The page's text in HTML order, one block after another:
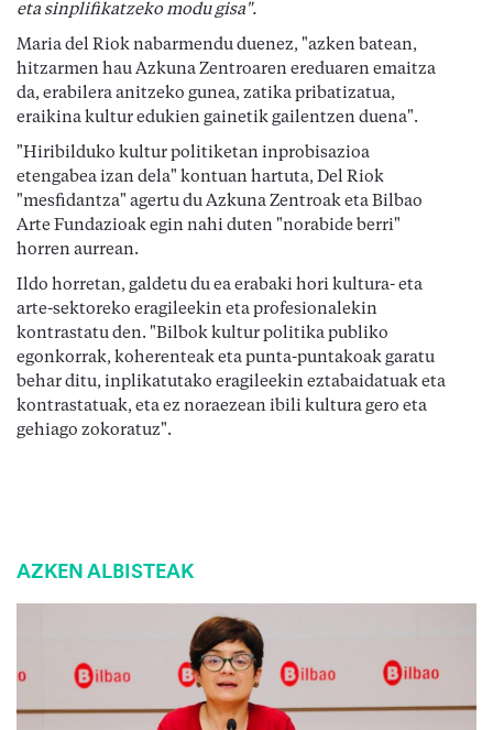
eta sinplifikatzeko modu gisa".
Maria del Riok nabarmendu duenez, "azken batean,
hitzarmen hau Azkuna Zentroaren ereduaren emaitza
da, erabilera anitzeko gunea, zatika pribatizatua,
eraikina kultur edukien gainetik gailentzen duena".
"Hiribilduko kultur politiketan inprobisazioa
etengabea izan dela" kontuan hartuta, Del Riok
"mesfidantza" agertu du Azkuna Zentroak eta Bilbao
Arte Fundazioak egin nahi duten "norabide berri"
horren aurrean.
Ildo horretan, galdetu du ea erabaki hori kultura- eta
arte-sektoreko eragileekin eta profesionalekin
kontrastatu den. "Bilbok kultur politika publiko
egonkorrak, koherenteak eta punta-puntakoak garatu
behar ditu, inplikatutako eragileekin eztabaidatuak eta
kontrastatuak, eta ez noraezean ibili kultura gero eta
gehiago zokoratuz".
AZKEN ALBISTEAK